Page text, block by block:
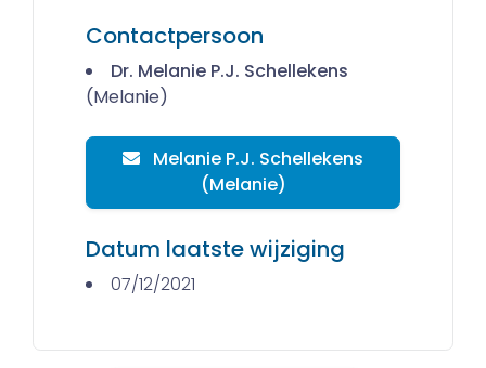
Contactpersoon
Dr. Melanie P.J. Schellekens
(Melanie)
Melanie P.J. Schellekens
(Melanie)
Datum laatste wijziging
07/12/2021